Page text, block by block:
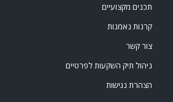
תכנים מקצועיים
קרנות נאמנות
צור קשר
ניהול תיק השקעות לפרטיים
הצהרת נגישות